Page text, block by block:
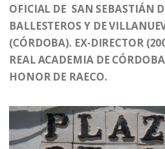
OFICIAL DE SAN SEBASTIÁN
BALLESTEROS Y DE
(CÓRDOBA). EX-DIRECTOR
REAL ACADEMIA DE
HONOR DE RAECO.